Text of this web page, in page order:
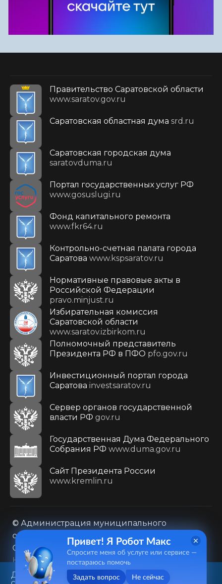
Правительство Саратовской области
www.saratov.gov.ru
Саратовская областная дума srd.ru
Саратовская городская дума
saratovduma.ru
Портал государственных услуг РФ
www.gosuslugi.ru
Фонд капитального ремонта
www.fkr64.ru
Контрольно-счетная палата города
Саратова www.kspsaratov.ru
Нормативные правовые акты в
Российской Федерации
pravo.minjust.ru
Избирательная комиссия
Саратовской области
www.saratov.izbirkom.ru
Полномочный представитель
Президента РФ в ПФО pfo.gov.ru
Инвестиционный портал города
Саратова investsaratov.ru
Сервер органов государственной
власти РФ gov.ru
Государственная Дума Федерального
Собрания РФ www.duma.gov.ru
Cайт Президента России
www.kremlin.ru
© Администрация муниципального
образования городского округа «Город
Саратов»
Контакты
Карта сайта
Политика в отношении обработки
Данный веб-сайт использует
Привет! Я Робот Макс
Спросите меня об услуге или сервисе —
постараюсь помочь
Задать вопрос Не сейчас